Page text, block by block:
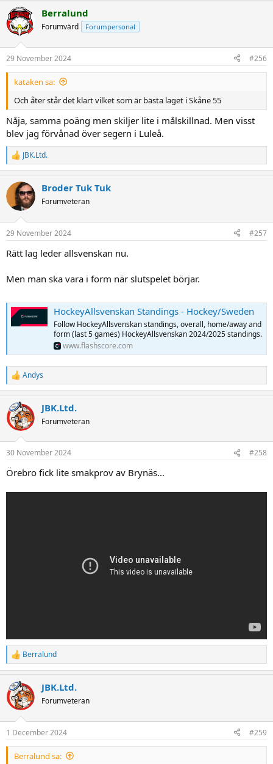
c
t
i
s
:
Berralund
Forumvärd Forumpersonal
29 November 2024 #256
kataken sa:
Och åter står det klart vilket som är bästa laget i Skåne 55
Nåja, samma poäng men skiljer lite i målskillnad. Men visst
blev jag förvånad över segern i Luleå.
R
e
c
i
s
JBK.Ltd.
Broder Tuk Tuk
Forumveteran
29 November 2024 #257
Rätt lag leder allsvenskan nu.
Men man ska vara i form när slutspelet börjar.
HockeyAllsvenskan Standings - Hockey/Sweden
Follow HockeyAllsvenskan standings, overall, home/away and
form (last 5 games) HockeyAllsvenskan 2024/2025 standings.
www.flashscore.com
R
e
c
t
i
n
s
:
Andys
JBK.Ltd.
Forumveteran
30 November 2024 #258
Örebro fick lite smakprov av Brynäs...
R
e
c
t
i
s
:
Berralund
JBK.Ltd.
Forumveteran
1 December 2024 #259
Berralund sa: